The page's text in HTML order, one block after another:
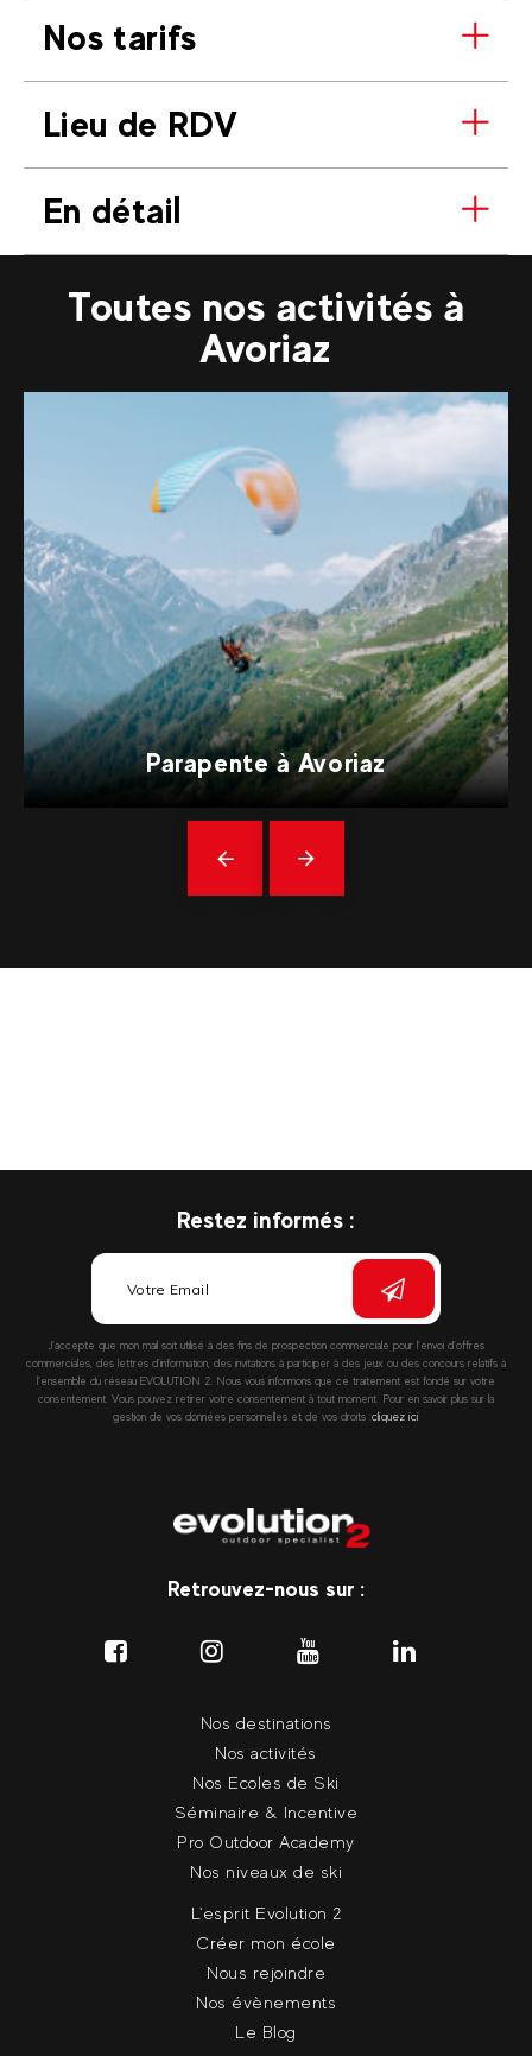
Nos tarifs
Lieu de RDV
En détail
Toutes nos activités à
Avoriaz
Parapente à Avoriaz
Précédent
En
savoir
Restez informés :
J’accepte que mon mail soit utilisé à des fins de prospection commerciale pour l’envoi d’offres
commerciales, des lettres d’information, des invitations à participer à des jeux ou des concours relatifs à
l’ensemble du réseau EVOLUTION 2. Nous vous informons que ce traitement est fondé sur votre
consentement. Vous pouvez retirer votre consentement à tout moment. Pour en savoir plus sur la
gestion de vos données personnelles et de vos droits :cliquez ici
Retrouvez-nous sur :
Nos destinations
Nos activités
Nos Ecoles de Ski
Séminaire & Incentive
Pro Outdoor Academy
Nos niveaux de ski
L'esprit Evolution 2
Créer mon école
Nous rejoindre
Nos évènements
Le Blog